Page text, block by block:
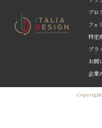
ブロ
フェ
特定
プラ
お問
企業